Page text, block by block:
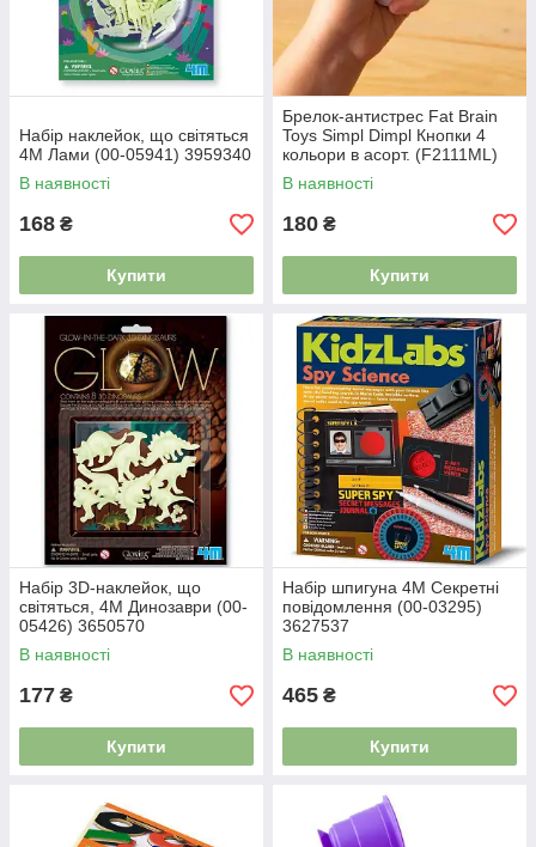
Набір наклейок, що світяться
4M Лами (00-05941) 3959340
В наявності
168 ₴
Купити
Брелок-антистрес Fat Brain
Toys Simpl Dimpl Кнопки 4
кольори в асорт. (F2111ML)
4213918
В наявності
180 ₴
Купити
Набір 3D-наклейок, що
світяться, 4M Динозаври (00-
05426) 3650570
В наявності
177 ₴
Купити
Набір шпигуна 4M Секретні
повідомлення (00-03295)
3627537
В наявності
465 ₴
Купити